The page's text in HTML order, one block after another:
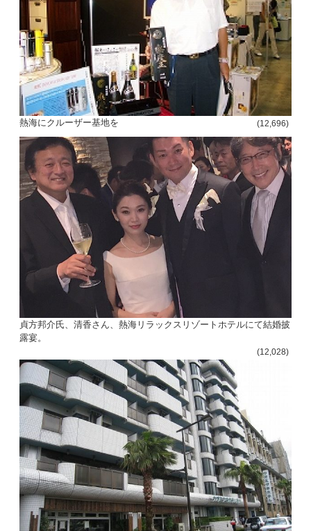
熱海にクルーザー基地を (12,696)
貞方邦介氏、清香さん、熱海リラックスリゾートホテルにて結婚披
露宴。
(12,028)